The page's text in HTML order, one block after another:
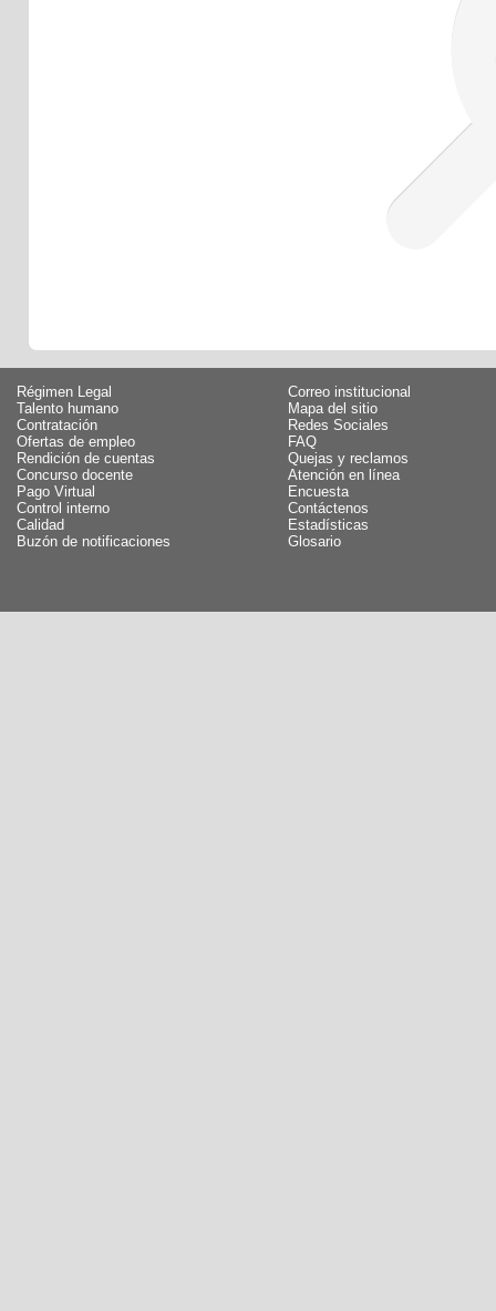
Régimen Legal
Talento humano
Contratación
Ofertas de empleo
Rendición de cuentas
Concurso docente
Pago Virtual
Control interno
Calidad
Buzón de notificaciones
Correo institucional
Mapa del sitio
Redes Sociales
FAQ
Quejas y reclamos
Atención en línea
Encuesta
Contáctenos
Estadísticas
Glosario